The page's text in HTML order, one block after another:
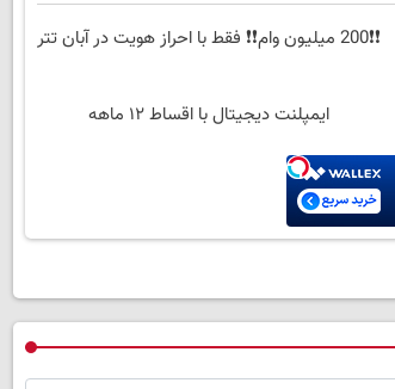
❗❗200 میلیون وام❗❗ فقط با احراز هویت در آبان تتر
ایمپلنت دیجیتال با اقساط ۱۲ ماهه